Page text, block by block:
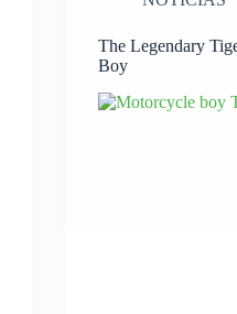
The Legendary
Boy